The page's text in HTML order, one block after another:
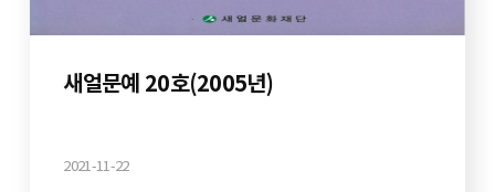
새얼문예 20호(2005년)
2021-11-22